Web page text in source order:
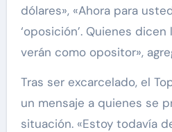
dólares», «Ahora para
‘oposición’. Quienes
verán como opositor»,
Tras ser excarcelado, el
un mensaje a quienes se
situación. «Estoy todavía